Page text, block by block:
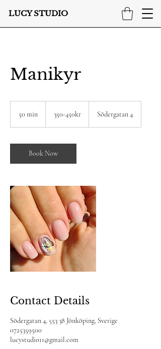
LUCY STUDIO
Manikyr
50 min
i
n
350-450kr Södergatan 4
Book Now
Contact Details
Södergatan 4, 553 38 Jönköping, Sverige
0725359500
lucystudio11@gmail.com